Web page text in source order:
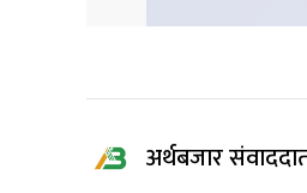
अर्थबजार